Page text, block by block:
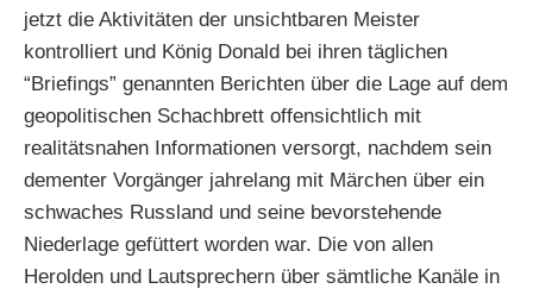
jetzt die Aktivitäten der unsichtbaren Meister
kontrolliert und König Donald bei ihren täglichen
“Briefings” genannten Berichten über die Lage auf dem
geopolitischen Schachbrett offensichtlich mit
realitätsnahen Informationen versorgt, nachdem sein
dementer Vorgänger jahrelang mit Märchen über ein
schwaches Russland und seine bevorstehende
Niederlage gefüttert worden war. Die von allen
Herolden und Lautsprechern über sämtliche Kanäle in